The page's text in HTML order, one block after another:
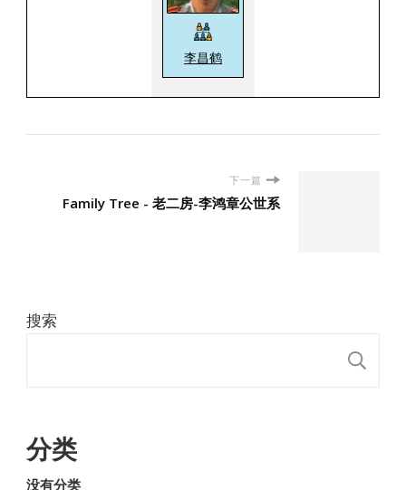
李昌鹤
下一篇
Family Tree - 老二房-李鸿章公世系
搜索
分类
没有分类